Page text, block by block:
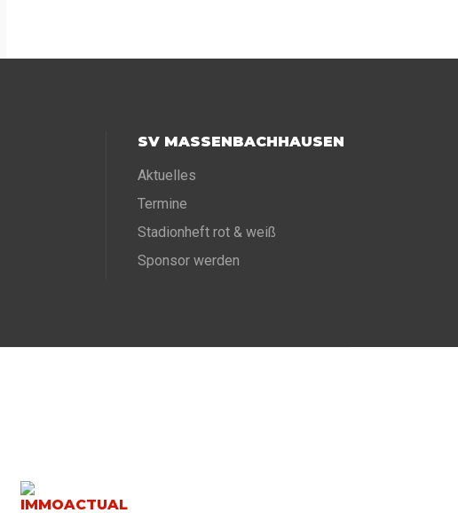
SV MASSENBACHHAUSEN
Aktuelles
Termine
Stadionheft rot & weiß
Sponsor werden